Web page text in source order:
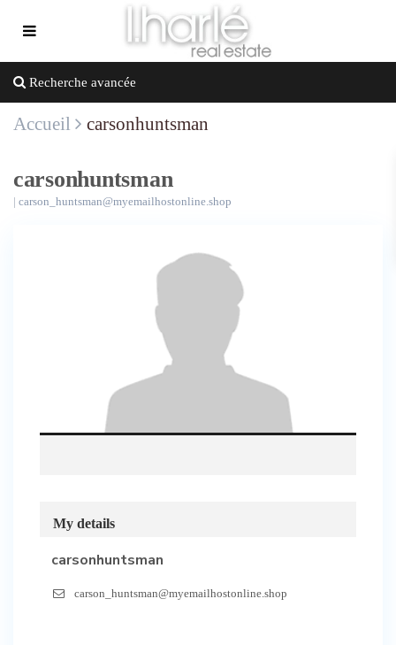
Recherche avancée
Accueil carsonhuntsman
carsonhuntsman
| carson_huntsman@myemailhostonline.shop
My details
carsonhuntsman
carson_huntsman@myemailhostonline.shop